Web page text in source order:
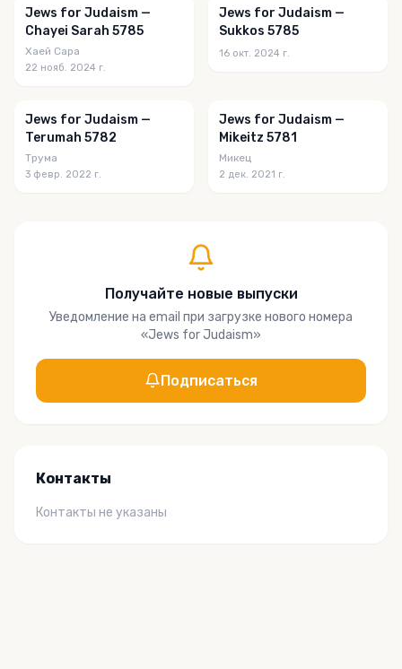
Jews for Judaism —
Chayei Sarah 5785
Хаей Сара
22 нояб. 2024 г.
Jews for Judaism —
Sukkos 5785
16 окт. 2024 г.
Jews for Judaism —
Terumah 5782
Трума
3 февр. 2022 г.
Jews for Judaism —
Mikeitz 5781
Микец
2 дек. 2021 г.
Получайте новые выпуски
Уведомление на email при загрузке нового номера
«Jews for Judaism»
Подписаться
Контакты
Контакты не указаны